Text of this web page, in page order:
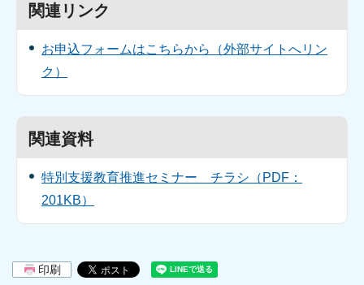
関連リンク
お申込フォームはこちらから（外部サイトへリン
ク）
関連資料
特別支援教育推進セミナー チラシ（PDF：
201KB）
印刷